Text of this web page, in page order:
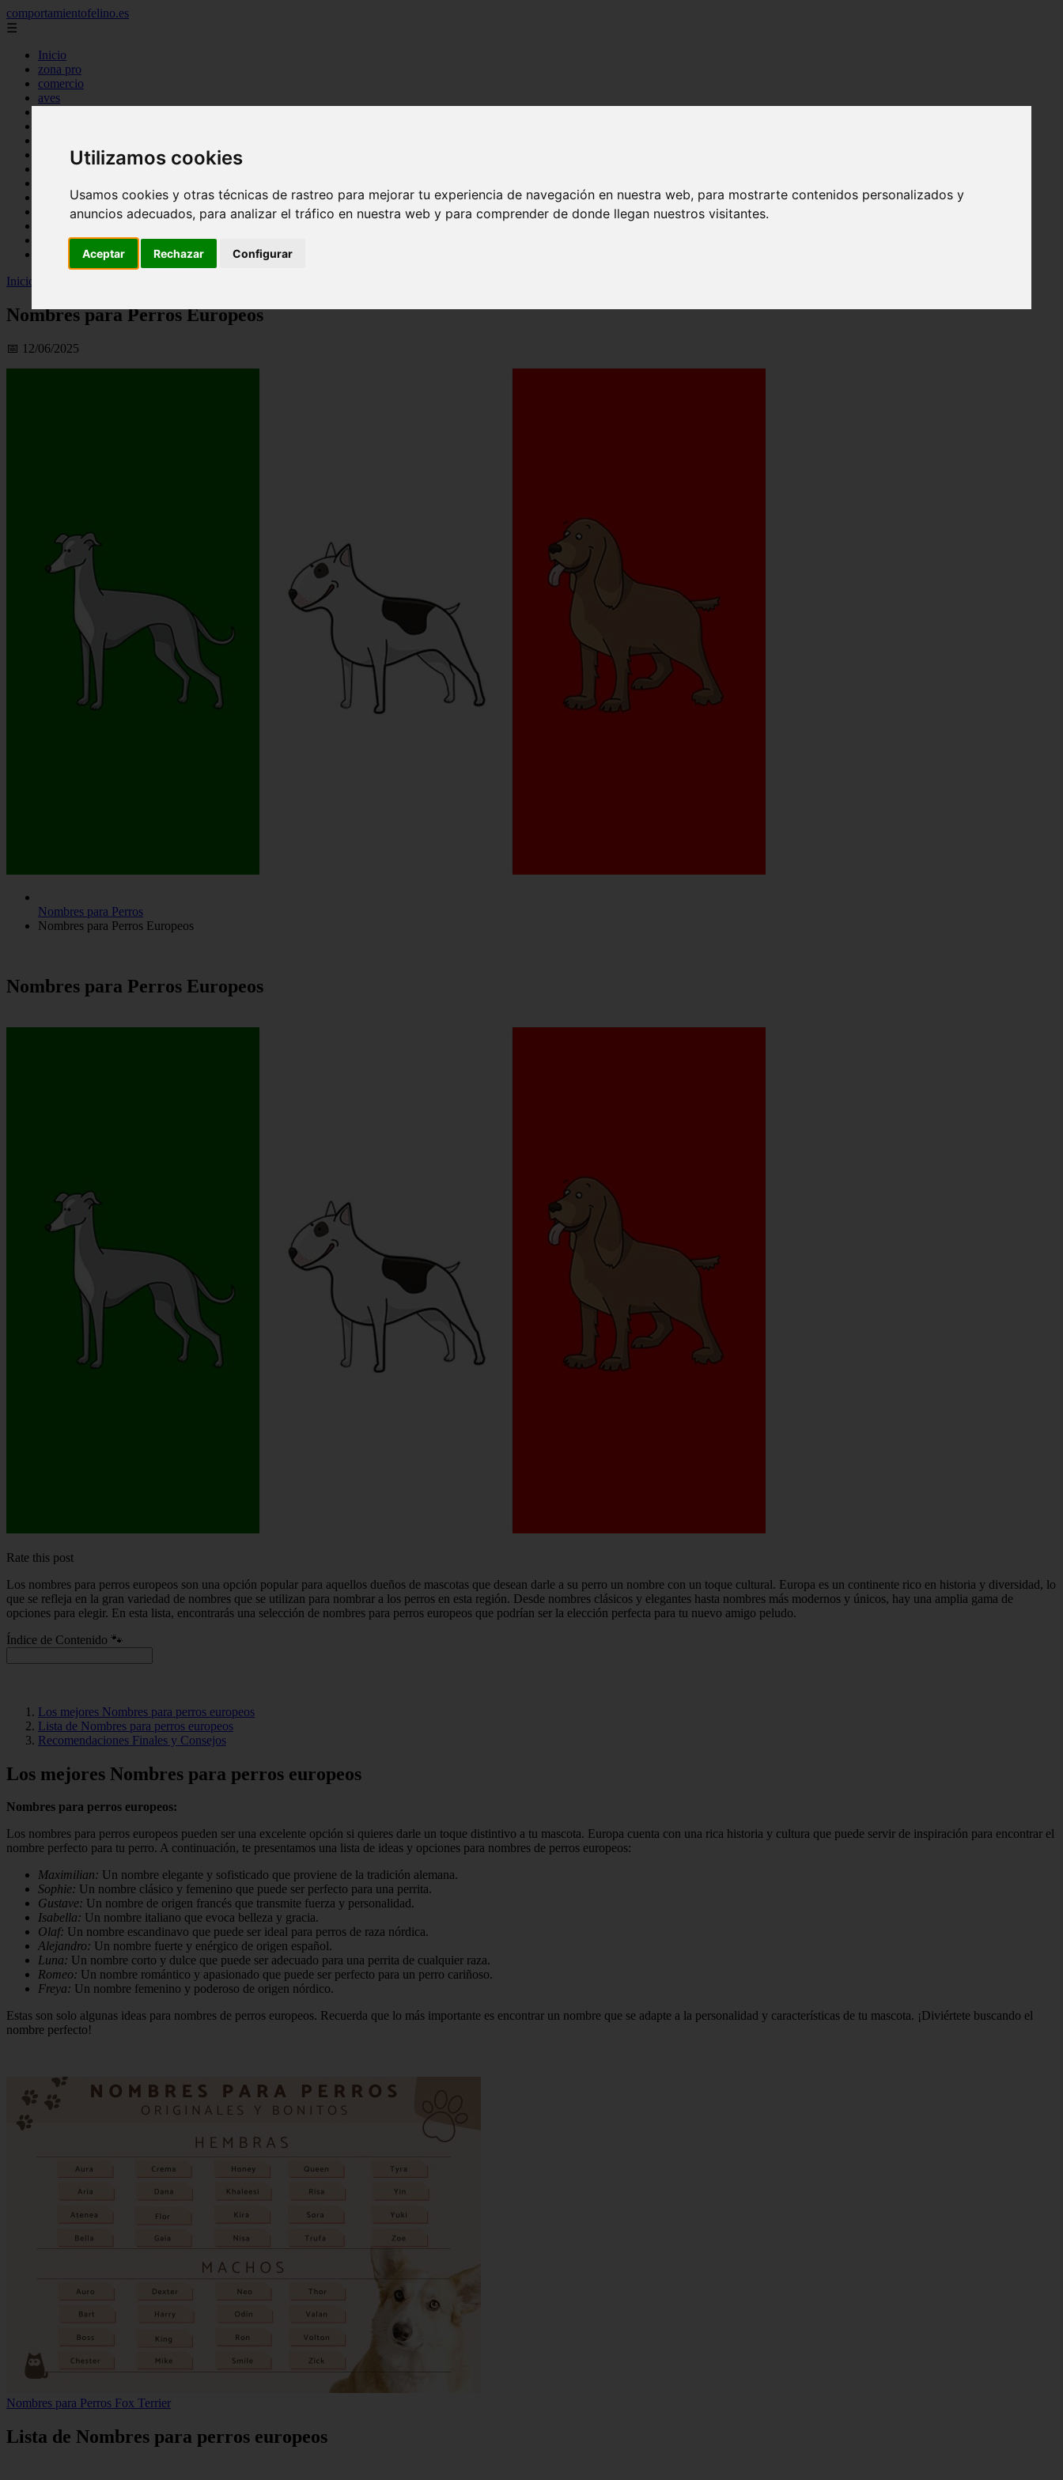
Utilizamos cookies
Usamos cookies y otras técnicas de rastreo para mejorar tu experiencia de navegación en nuestra web, para mostrarte contenidos personalizados y
anuncios adecuados, para analizar el tráfico en nuestra web y para comprender de donde llegan nuestros visitantes.
Aceptar Rechazar Configurar
comportamientofelino.es
☰
Inicio
zona pro
comercio
aves
acuariofilia
articulos
nombres para gatos
novedades
uncategorized
Inicio
Nombres para Perros Europeos
📅 12/06/2025
Nombres para Perros
Nombres para Perros Europeos
Nombres para Perros Europeos
Rate this post
Los nombres para perros europeos son una opción popular para aquellos dueños de mascotas que desean darle a su perro un nombre con un toque cultural. Europa es un continente rico en historia y diversidad, lo
que se refleja en la gran variedad de nombres que se utilizan para nombrar a los perros en esta región. Desde nombres clásicos y elegantes hasta nombres más modernos y únicos, hay una amplia gama de
opciones para elegir. En esta lista, encontrarás una selección de nombres para perros europeos que podrían ser la elección perfecta para tu nuevo amigo peludo.
Índice de Contenido 🐾
Los mejores Nombres para perros europeos
Lista de Nombres para perros europeos
Recomendaciones Finales y Consejos
Los mejores Nombres para perros europeos
Nombres para perros europeos:
Los nombres para perros europeos pueden ser una excelente opción si quieres darle un toque distintivo a tu mascota. Europa cuenta con una rica historia y cultura que puede servir de inspiración para encontrar el
nombre perfecto para tu perro. A continuación, te presentamos una lista de ideas y opciones para nombres de perros europeos:
Maximilian: Un nombre elegante y sofisticado que proviene de la tradición alemana.
Sophie: Un nombre clásico y femenino que puede ser perfecto para una perrita.
Gustave: Un nombre de origen francés que transmite fuerza y personalidad.
Isabella: Un nombre italiano que evoca belleza y gracia.
Olaf: Un nombre escandinavo que puede ser ideal para perros de raza nórdica.
Alejandro: Un nombre fuerte y enérgico de origen español.
Luna: Un nombre corto y dulce que puede ser adecuado para una perrita de cualquier raza.
Romeo: Un nombre romántico y apasionado que puede ser perfecto para un perro cariñoso.
Freya: Un nombre femenino y poderoso de origen nórdico.
Estas son solo algunas ideas para nombres de perros europeos. Recuerda que lo más importante es encontrar un nombre que se adapte a la personalidad y características de tu mascota. ¡Diviértete buscando el
nombre perfecto!
Nombres para Perros Fox Terrier
Lista de Nombres para perros europeos